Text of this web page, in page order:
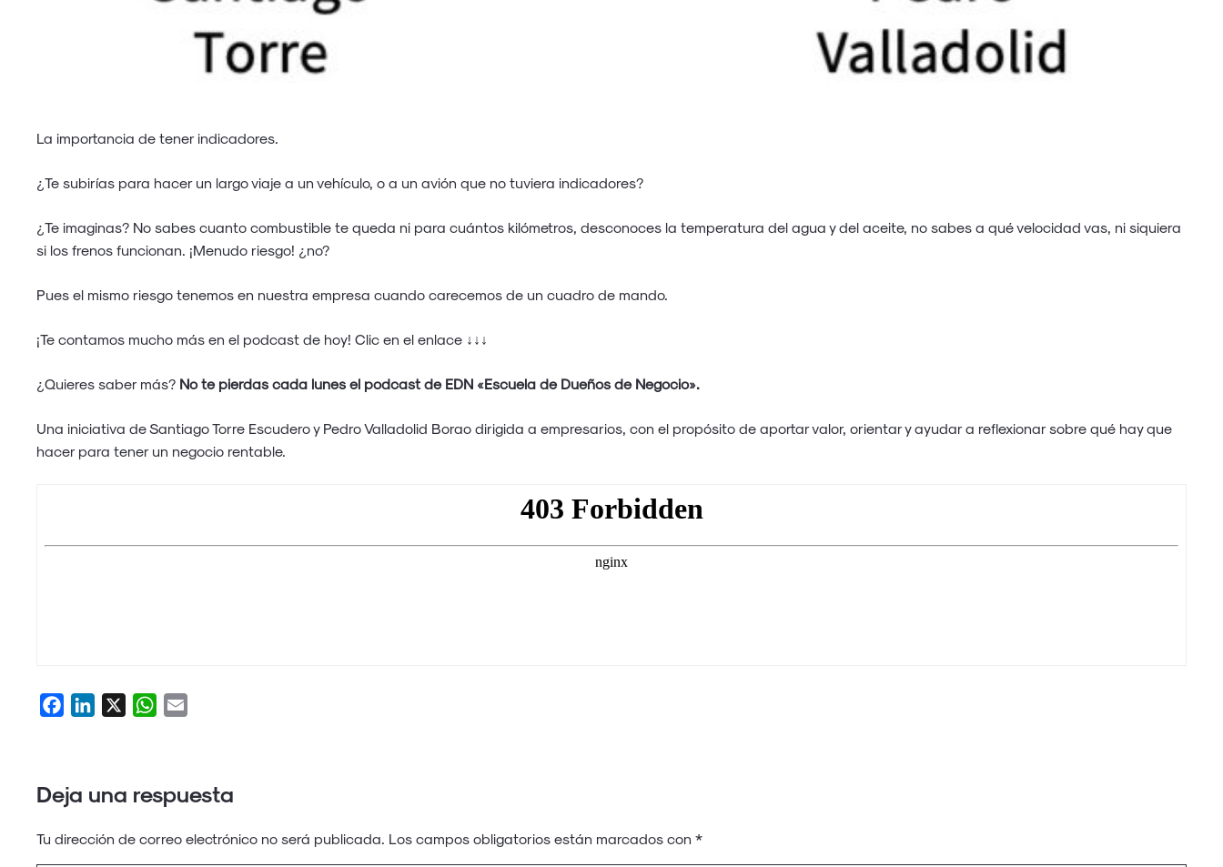
La importancia de tener indicadores.
¿Te subirías para hacer un largo viaje a un vehículo, o a un avión que no tuviera indicadores?
¿Te imaginas? No sabes cuanto combustible te queda ni para cuántos kilómetros, desconoces la temperatura del agua y del aceite, no sabes a qué velocidad vas, ni siquiera
si los frenos funcionan. ¡Menudo riesgo! ¿no?
Pues el mismo riesgo tenemos en nuestra empresa cuando carecemos de un cuadro de mando.
¡Te contamos mucho más en el podcast de hoy! Clic en el enlace ↓↓↓
¿Quieres saber más? No te pierdas cada lunes el podcast de EDN «Escuela de Dueños de Negocio».
Una iniciativa de Santiago Torre Escudero y Pedro Valladolid Borao dirigida a empresarios, con el propósito de aportar valor, orientar y ayudar a reflexionar sobre qué hay que
hacer para tener un negocio rentable.
FacebookLinkedIn WhatsApp
Deja una respuesta
Tu dirección de correo electrónico no será publicada. Los campos obligatorios están marcados con *